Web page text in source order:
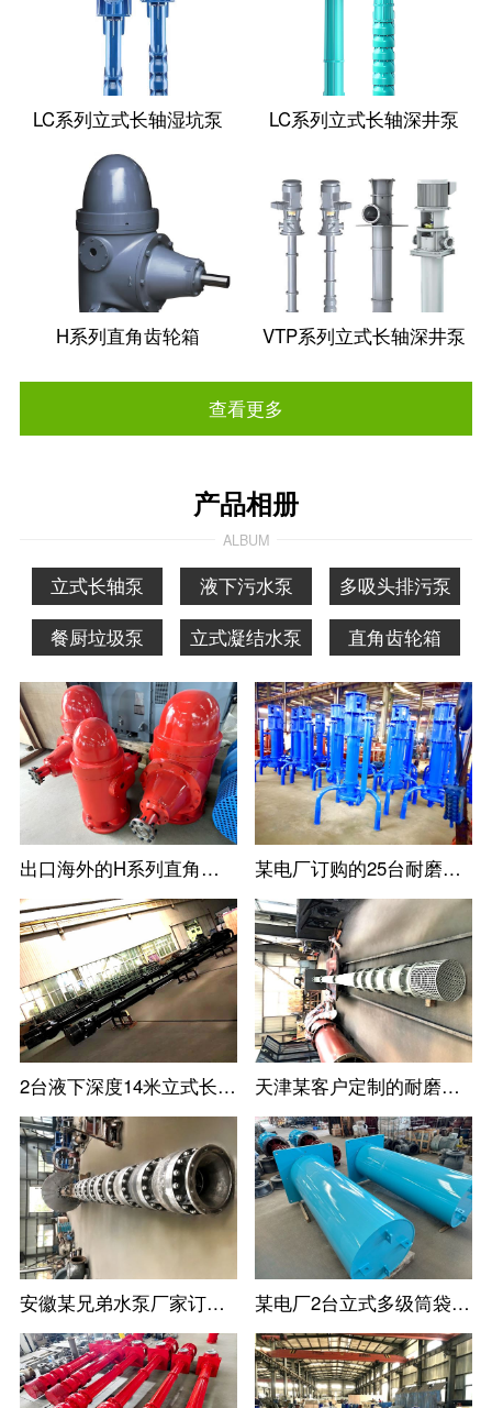
LC系列立式长轴湿坑泵 LC系列立式长轴深井泵
H系列直角齿轮箱 VTP系列立式长轴深井泵
查看更多
产品相册
ALBUM
立式长轴泵 液下污水泵
多吸头排污泵
餐厨垃圾泵
立式凝结水泵 直角齿轮箱
出口海外的H系列直角齿轮箱 某电厂订购的25台耐磨立式防淤多吸头排污水泵
2台液下深度14米立式长轴泵--长沙某水泵厂家定制 天津某客户定制的耐磨耐腐蚀立式长轴泵
安徽某兄弟水泵厂家订购的高扬程立式长轴泵 某电厂2台立式多级筒袋式凝结水泵(小机凝结水泵)